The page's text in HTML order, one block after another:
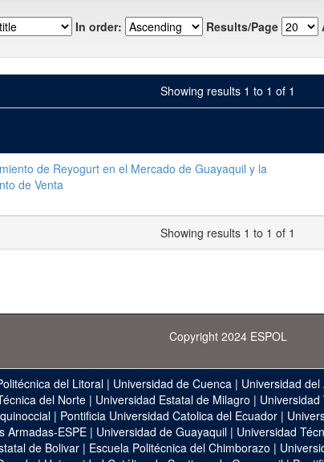
In order: Results/Page
Showing results 1 to 1 of 1
de Reyogurt en el Mercado de Guayaquil y la
de Venta
Showing results 1 to 1 of 1
Copyright 2024 ESPOL
del Litoral | Universidad de Cuenca | Universidad del
del Norte| Universidad Estatal de Milagro | Universidad
| Pontificia Universidad Catolica del Ecuador|
Armadas-ESPE | Universidad de Guayaquil | Universidad
de Bolivar| Escuela Politécnica del Chimborazo |